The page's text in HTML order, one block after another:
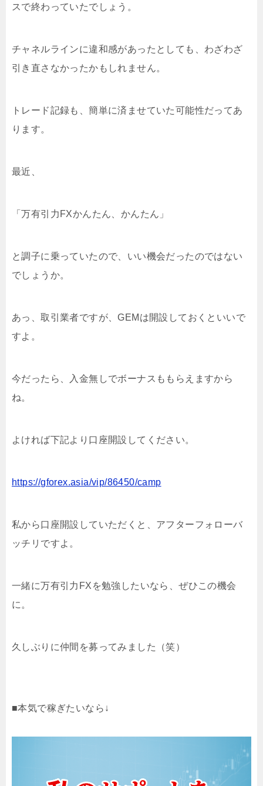
スで終わっていたでしょう。
チャネルラインに違和感があったとしても、わざわざ
引き直さなかったかもしれません。
トレード記録も、簡単に済ませていた可能性だってあ
ります。
最近、
「万有引力FXかんたん、かんたん」
と調子に乗っていたので、いい機会だったのではない
でしょうか。
あっ、取引業者ですが、GEMは開設しておくといいで
すよ。
今だったら、入金無しでボーナスももらえますから
ね。
よければ下記より口座開設してください。
https://gforex.asia/vip/86450/camp
私から口座開設していただくと、アフターフォローバ
ッチリですよ。
一緒に万有引力FXを勉強したいなら、ぜひこの機会
に。
久しぶりに仲間を募ってみました（笑）
■本気で稼ぎたいなら↓